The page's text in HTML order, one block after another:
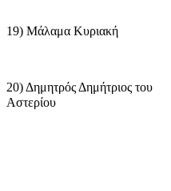
19) Μάλαμα Κυριακή
20) Δημητρός Δημήτριος του
Αστερίου